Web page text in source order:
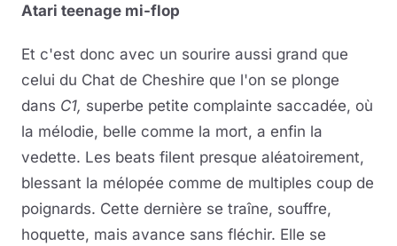
Atari teenage mi-flop
Et c'est donc avec un sourire aussi grand que
celui du Chat de Cheshire que l'on se plonge
dans C1, superbe petite complainte saccadée, où
la mélodie, belle comme la mort, a enfin la
vedette. Les beats filent presque aléatoirement,
blessant la mélopée comme de multiples coup de
poignards. Cette dernière se traîne, souffre,
hoquette, mais avance sans fléchir. Elle se